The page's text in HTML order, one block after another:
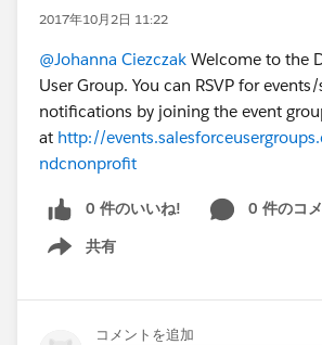
2017年10月2日 11:22
@Johanna Ciezczak Welcome to the
User Group. You can RSVP for
notifications by joining the event
at http://
ndcnonprofit
0 件のいいね!
0 件のコ
共有
Show menu
コメントを追加